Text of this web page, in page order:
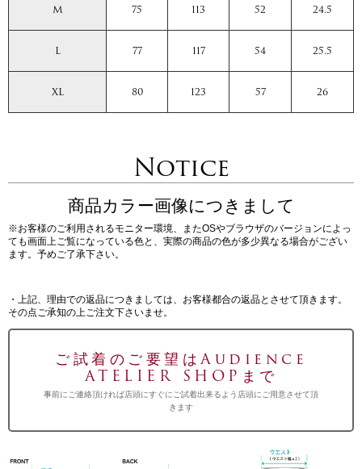
M 75 113 52 24.5
L 77 117 54 25.5
XL 80 123 57 26
Notice
商品カラー画像につきまして
※お客様のご利用されるモニター環境、またOSやブラウザのバージョンによっ
ても画面上ご覧になっている色と、実際の商品の色が多少異なる場合がござい
ます。予めご了承下さい。
・上記、理由での返品につきましては、お客様都合の返品とさせて頂きます。
その点ご承知の上ご注文下さいませ。
ご試着のご要望はAudience
ATELIER SHOPまで
事前にご連絡頂ければ店頭にすぐにご試着出来るよう店頭にご用意させて頂
きます